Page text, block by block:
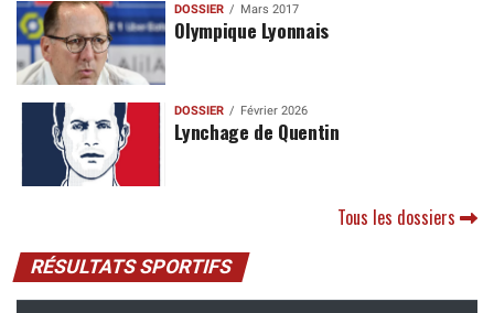
DOSSIER Mars 2017
Olympique Lyonnais
DOSSIER Février 2026
Lynchage de Quentin
Tous les dossiers
RÉSULTATS SPORTIFS